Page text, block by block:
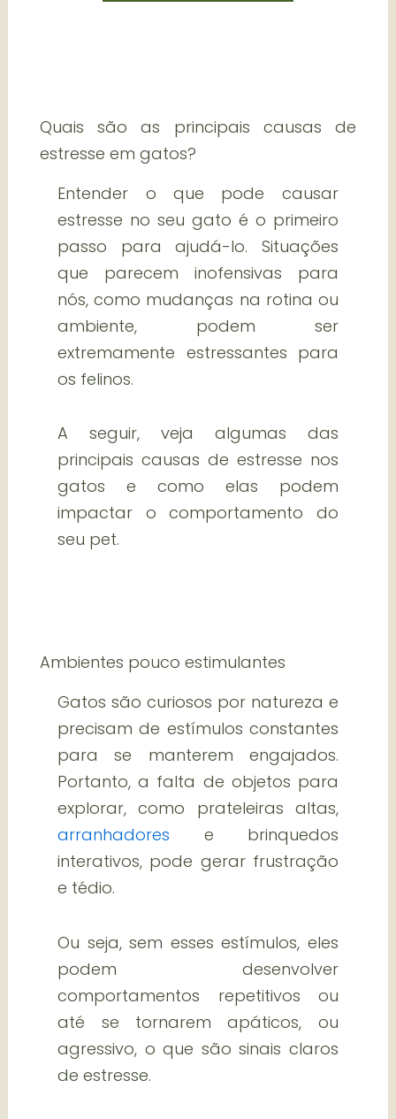
Quais são as principais causas de
estresse em gatos?
Entender o que pode causar
estresse no seu gato é o primeiro
passo para ajudá-lo. Situações
que parecem inofensivas para
nós, como mudanças na rotina ou
ambiente, podem ser
extremamente estressantes para
os felinos.
A seguir, veja algumas das
principais causas de estresse nos
gatos e como elas podem
impactar o comportamento do
seu pet.
Ambientes pouco estimulantes
Gatos são curiosos por natureza e
precisam de estímulos constantes
para se manterem engajados.
Portanto, a falta de objetos para
explorar, como prateleiras altas,
arranhadores e brinquedos
interativos, pode gerar frustração
e tédio.
Ou seja, sem esses estímulos, eles
podem desenvolver
comportamentos repetitivos ou
até se tornarem apáticos, ou
agressivo, o que são sinais claros
de estresse.